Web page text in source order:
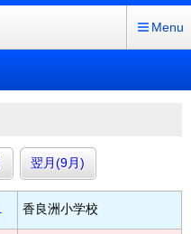
Menu
翌月(9月)
香良洲小学校